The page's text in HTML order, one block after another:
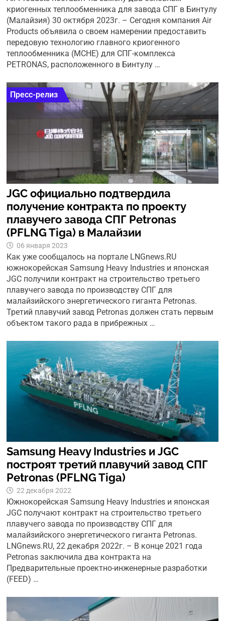
криогенных теплообменника для завода СПГ в Бинтулу
(Малайзия) 30 октября 2023г. – Сегодня компания Air
Products объявила о своем намерении предоставить
передовую технологию главного криогенного
теплообменника (MCHE) для СПГ-комплекса
PETRONAS, расположенного в Бинтулу …
Пресс-релиз
JGC официально подтвердила
получение контракта по проекту
плавучего завода СПГ Petronas
(PFLNG Tiga) в Малайзии
06 января 2023
Как уже сообщалось на портале LNGnews.RU
южнокорейская Samsung Heavy Industries и японская
JGC получили контракт на строительство третьего
плавучего завода по производству СПГ для
малайзийского энергетического гиганта Petronas.
Третий плавучий завод Petronas должен стать первым
объектом такого рада в прибрежных …
Samsung Heavy Industries и JGC
построят третий плавучий завод СПГ
Petronas (PFLNG Tiga)
22 декабря 2022
Южнокорейская Samsung Heavy Industries и японская
JGC получают контракт на строительство третьего
плавучего завода по производству СПГ для
малайзийского энергетического гиганта Petronas.
LNGnews.RU, 22 декабря 2022г. – В конце 2021 года
Petronas заключила два контракта на
Предварительные проектно-инженерные разработки
(FEED) …